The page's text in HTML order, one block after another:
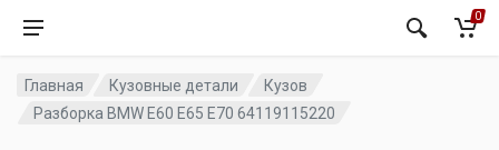
0
Главная Кузовные детали
Кузов
Разборка BMW E60 E65 E70 64119115220